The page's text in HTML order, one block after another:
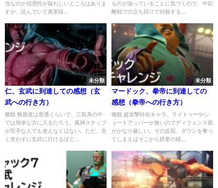
当なのか信憑性が疑わしいところはありま
すが、読んでいて真実味...
ものが揃っていることに気づくので、中距
離戦での立ち回りで封殺する...
未分類
仁、玄武に到達しての感想（玄
武への行き方）
概観 難易度は普通ぐらいで、三島系の中
では簡単な方に入るだろう。風神ステップ
が苦手な人でも使えなくはない。ただ、全
く使わずに玄武に行けるほど...
未分類
マードック、拳帝に到達しての
感想（拳帝への行き方）
概観 超攻撃特化キャラ。ライトゥーやシ
ョートアッパーが無いのでディフェンス面
がかなり厳しい。その反面、ダウンを奪っ
てしまえばそこから鉄拳の様...